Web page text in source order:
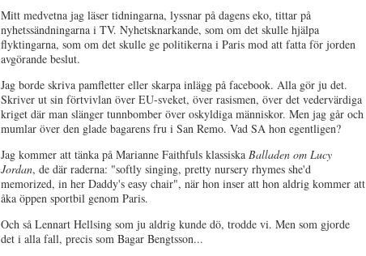
Mitt medvetna jag läser tidningarna, lyssnar på dagens eko, tittar på
nyhetssändningarna i TV. Nyhetsknarkande, som om det skulle hjälpa
flyktingarna, som om det skulle ge politikerna i Paris mod att fatta för jorden
avgörande beslut.
Jag borde skriva pamfletter eller skarpa inlägg på facebook. Alla gör ju det.
Skriver ut sin förtvivlan över EU-sveket, över rasismen, över det vedervärdiga
kriget där man slänger tunnbomber över oskyldiga människor. Men jag går och
mumlar över den glade bagarens fru i San Remo. Vad SA hon egentligen?
Jag kommer att tänka på Marianne Faithfuls klassiska Balladen om Lucy
Jordan, de där raderna: "softly singing, pretty nursery rhymes she'd
memorized, in her Daddy's easy chair", när hon inser att hon aldrig kommer att
åka öppen sportbil genom Paris.
Och så Lennart Hellsing som ju aldrig kunde dö, trodde vi. Men som gjorde
det i alla fall, precis som Bagar Bengtsson...